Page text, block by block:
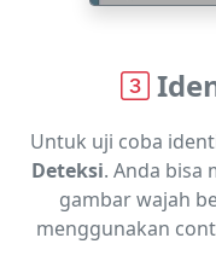
Untuk uji coba
Deteksi. Anda bisa
gambar wajah
menggunakan